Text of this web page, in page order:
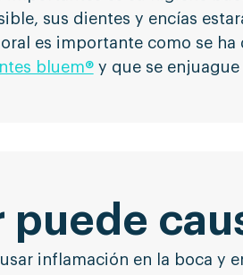
sus dientes y encías
es importante como se
bluem®y que se enjuague
puede
inflamación en la boca y